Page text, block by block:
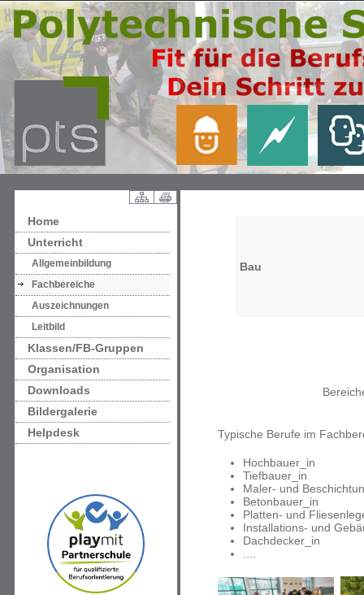
Home
Unterricht
Allgemeinbildung
Fachbereiche
Auszeichnungen
Leitbild
Klassen/FB-Gruppen
Organisation
Downloads
Bildergalerie
Helpdesk
Bau
Typische Berufe im
Hochbauer_in
Tiefbauer_in
Maler- und
Betonbauer_in
Platten- und
Installations- und
Dachdecker_in
....